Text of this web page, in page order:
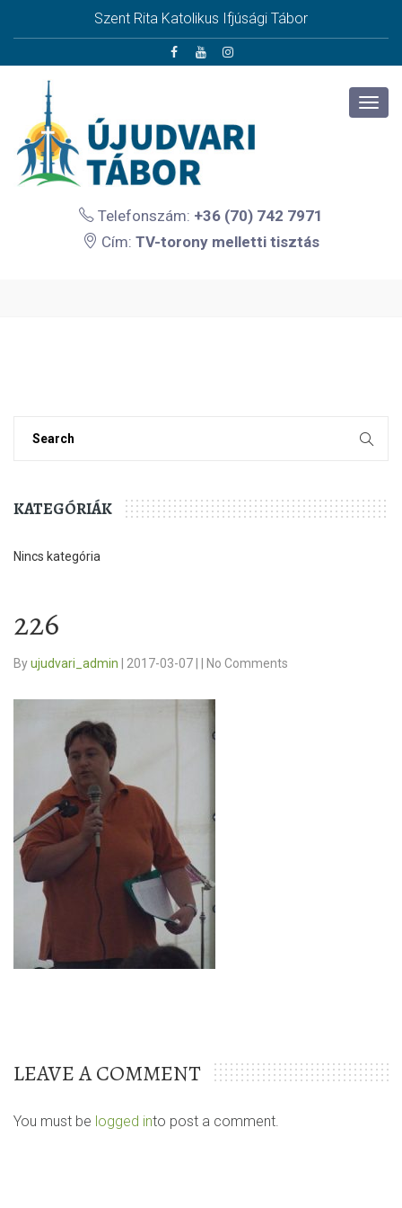
Szent Rita Katolikus Ifjúsági Tábor
Telefonszám: +36 (70) 742 7971
Cím: TV-torony melletti tisztás
KATEGÓRIÁK
Nincs kategória
226
Byujudvari_admin 2017-03-07 No Comments
LEAVE A COMMENT
You must be logged into post a comment.